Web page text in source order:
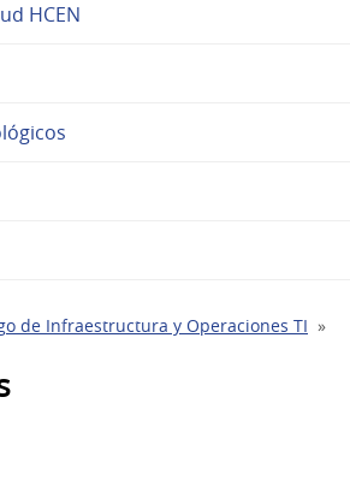
HCEN
de Infraestructura y Operaciones TI